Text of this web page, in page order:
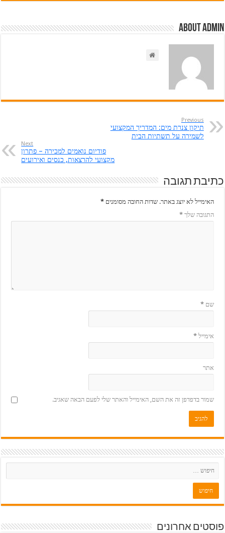
About admin
Previous
תיקון צנרת מים: המדריך המקצועי
לשמירה על תשתיות הבית
Next
פודיום נואמים למכירה – פתרון
מקצועי להרצאות, כנסים ואירועים
כתיבת תגובה
האימייל לא יוצג באתר. שדות החובה מסומנים*
התגובה שלך*
שם*
אימייל*
אתר
שמור בדפדפן זה את השם, האימייל והאתר שלי לפעם הבאה שאגיב.
פוסטים אחרונים